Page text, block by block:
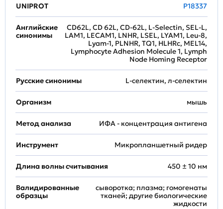
UNIPROT P18337
Английские
синонимы
CD62L, CD 62L, CD-62L, L-Selectin, SEL-L,
LAM1, LECAM1, LNHR, LSEL, LYAM1, Leu-8,
Lyam-1, PLNHR, TQ1, HLHRc, MEL14,
Lymphocyte Adhesion Molecule 1, Lymph
Node Homing Receptor
Русские синонимы L-селектин, л-селектин
Организм мышь
Метод анализа ИФА - концентрация антигена
Инструмент Микропланшетный ридер
Длина волны считывания 450 ± 10 нм
Валидированные
образцы
сыворотка; плазма; гомогенаты
тканей; другие биологические
жидкости